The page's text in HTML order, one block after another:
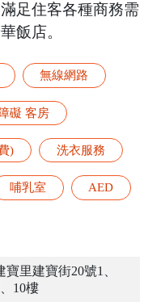
足住客各種商務需
飯店。
無線網路
礙 客房
) 洗衣服務
哺乳室 AED
里建寶街20號1、
10樓